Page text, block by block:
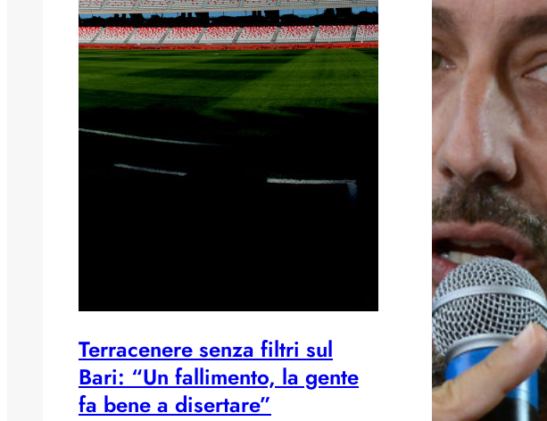
Terracenere senza filtri sul
Bari: “Un fallimento, la gente
fa bene a disertare”